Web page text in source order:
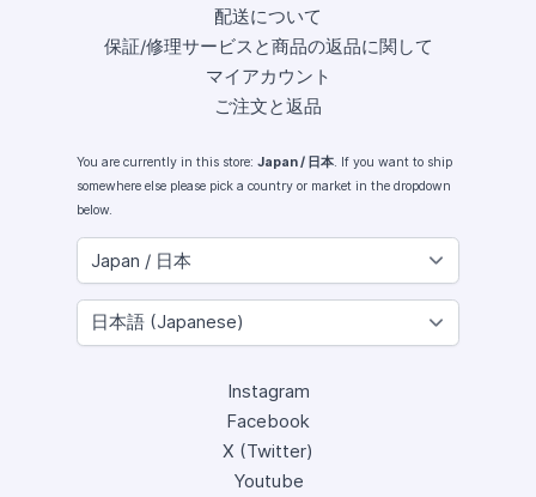
配送について
保証/修理サービスと商品の返品に関して
マイアカウント
ご注文と返品
You are currently in this store: Japan / 日本. If you want to ship
somewhere else please pick a country or market in the dropdown
below.
Instagram
Facebook
X (Twitter)
Youtube